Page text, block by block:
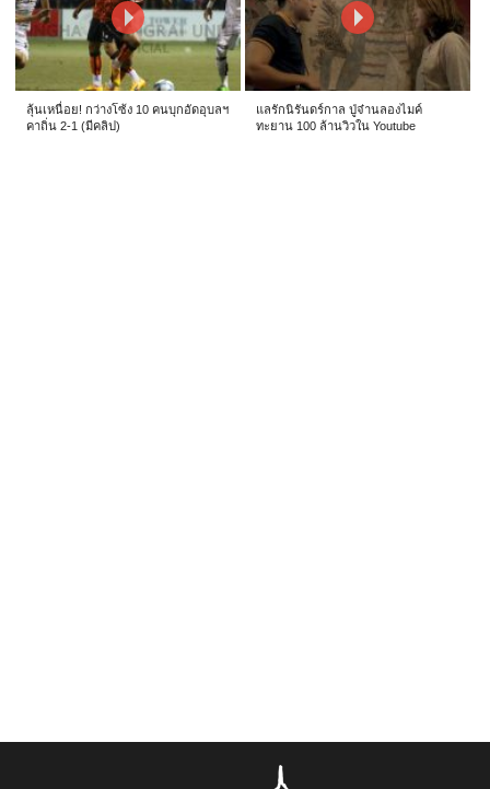
ลุ้นเหนื่อย! กว่างโซ้ง 10 คนบุกอัดอุบลฯ
คาถิ่น 2-1 (มีคลิป)
แลรักนิรันดร์กาล ปู่จ๋านลองไมค์
ทะยาน 100 ล้านวิวใน Youtube